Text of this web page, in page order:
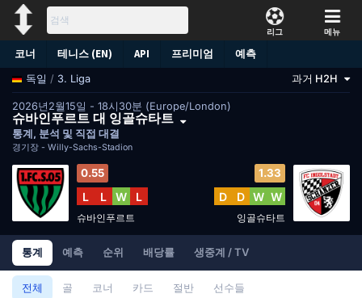
리그 메뉴
코너 테니스 (EN) API 프리미엄 예측
독일 / 3. Liga 과거 H2H
2026년2월15일 - 18시30분 (Europe/London)
슈바인푸르트 대 잉골슈타트
통계, 분석 및 직접 대결
경기장 - Willy-Sachs-Stadion
0.55
L L W L
슈바인푸르트
1.33
D D W W
잉골슈타트
통계 예측 순위 배당률 생중계 / TV
전체 골 코너 카드 절반 선수들